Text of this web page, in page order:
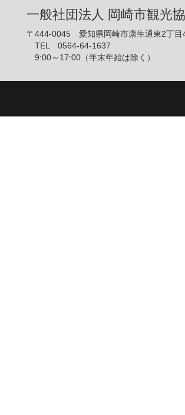
一般社団法人 岡崎市観光
〒444-0045 愛知県岡崎市康生通東2丁目
TEL 0564-64-1637
9:00～17:00（年末年始は除く）